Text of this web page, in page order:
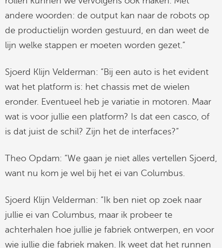
andere woorden: de output kan naar de robots op
de productielijn worden gestuurd, en dan weet de
lijn welke stappen er moeten worden gezet.”
Sjoerd Klijn Velderman: “Bij een auto is het evident
wat het platform is: het chassis met de wielen
eronder. Eventueel heb je variatie in motoren. Maar
wat is voor jullie een platform? Is dat een casco, of
is dat juist de schil? Zijn het de interfaces?”
Theo Opdam: “We gaan je niet alles vertellen Sjoerd,
want nu kom je wel bij het ei van Columbus.
Sjoerd Klijn Velderman: “Ik ben niet op zoek naar
jullie ei van Columbus, maar ik probeer te
achterhalen hoe jullie je fabriek ontwerpen, en voor
wie jullie die fabriek maken. Ik weet dat het runnen